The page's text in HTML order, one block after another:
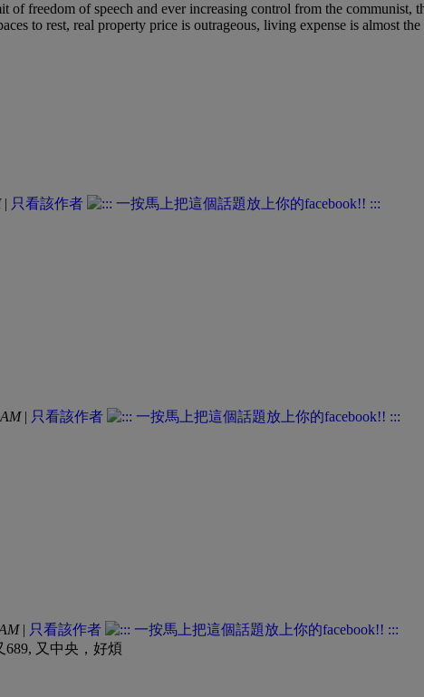
freedom of speech and ever increasing control from the
to rest, real property price is outrageous, living expense is almost
| 只看該作者
| 只看該作者
| 只看該作者
又中央，好煩